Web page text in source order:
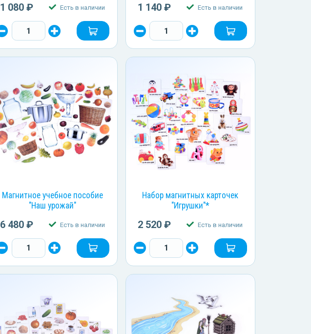
1 080 ₽ Есть в наличии 1 140 ₽ Есть в наличии
Магнитное учебное пособие
"Наш урожай"
6 480 ₽ Есть в наличии
Набор магнитных карточек
"Игрушки"*
2 520 ₽ Есть в наличии